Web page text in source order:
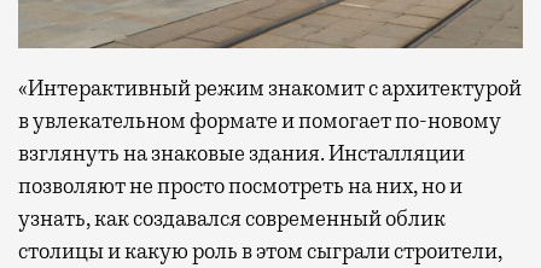
«Интерактивный режим знакомит с архитектурой
в увлекательном формате и помогает по-новому
взглянуть на знаковые здания. Инсталляции
позволяют не просто посмотреть на них, но и
узнать, как создавался современный облик
столицы и какую роль в этом сыграли строители,